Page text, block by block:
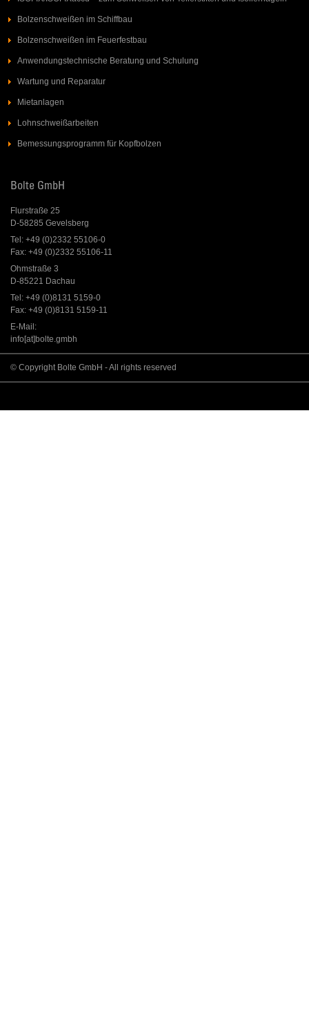
Bolzenschweißen im Schiffbau
Bolzenschweißen im Feuerfestbau
Anwendungstechnische Beratung und Schulung
Wartung und Reparatur
Mietanlagen
Lohnschweißarbeiten
Bemessungsprogramm für Kopfbolzen
Bolte GmbH
Flurstraße 25
D-58285 Gevelsberg
Tel: +49 (0)2332 55106-0
Fax: +49 (0)2332 55106-11
Ohmstraße 3
D-85221 Dachau
Tel: +49 (0)8131 5159-0
Fax: +49 (0)8131 5159-11
E-Mail:
info[at]bolte.gmbh
© Copyright Bolte GmbH - All rights reserved